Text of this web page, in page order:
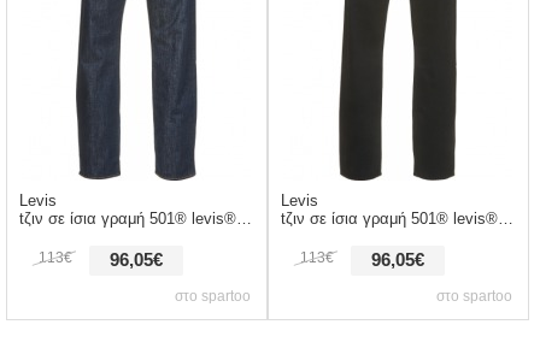
στο spartoo
Levis
tζιν σε ίσια γραμή 501® levis®original fit στελεχοσ: ύφασμα & σύνθεση: βαμβάκι
96,05€
113€
στο spartoo
Levis
tζιν σε ίσια γραμή 501® levis®original fit στελεχοσ: ύφασμα & σύνθεση: βαμβάκι
96,05€
113€